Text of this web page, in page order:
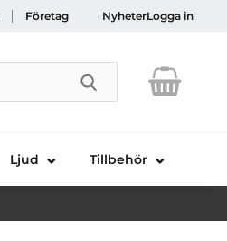
Företag NyheterLogga in
Genomför
Ljud Tillbehör